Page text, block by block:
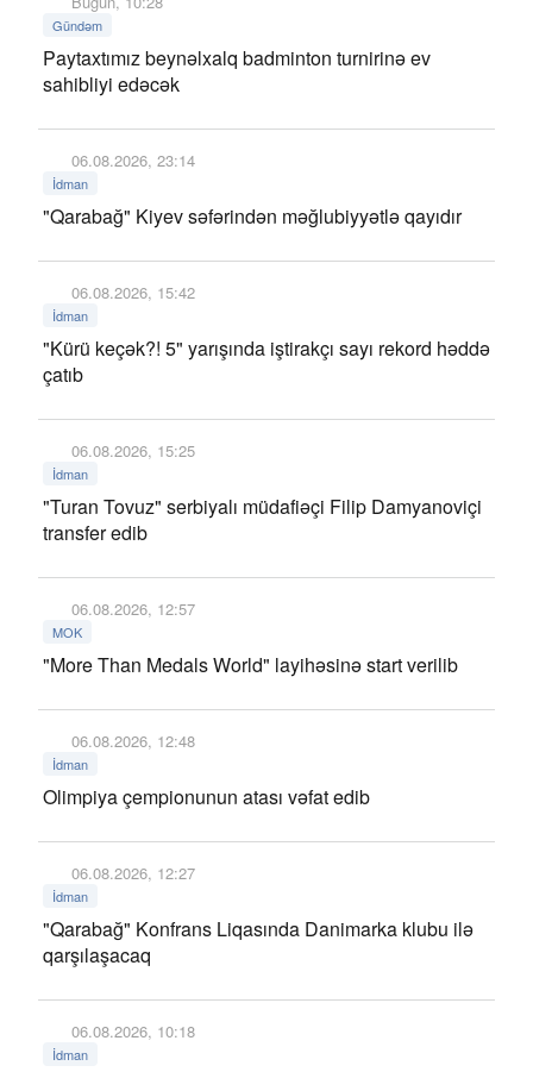
Gündəm
Paytaxtımız beynəlxalq badminton turnirinə ev
sahibliyi edəcək
06.08.2026, 23:14
İdman
"Qarabağ" Kiyev səfərindən məğlubiyyətlə qayıdır
06.08.2026, 15:42
İdman
"Kürü keçək?! 5" yarışında iştirakçı sayı rekord həddə
çatıb
06.08.2026, 15:25
İdman
"Turan Tovuz" serbiyalı müdafiəçi Filip Damyanoviçi
transfer edib
06.08.2026, 12:57
MOK
"More Than Medals World" layihəsinə start verilib
06.08.2026, 12:48
İdman
Olimpiya çempionunun atası vəfat edib
06.08.2026, 12:27
İdman
"Qarabağ" Konfrans Liqasında Danimarka klubu ilə
qarşılaşacaq
06.08.2026, 10:18
İdman